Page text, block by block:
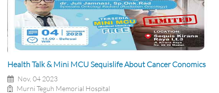
Health Talk & Mini MCU Sequislife About Cancer Conomics
Nov, 04 2023
Murni Teguh Memorial Hospital